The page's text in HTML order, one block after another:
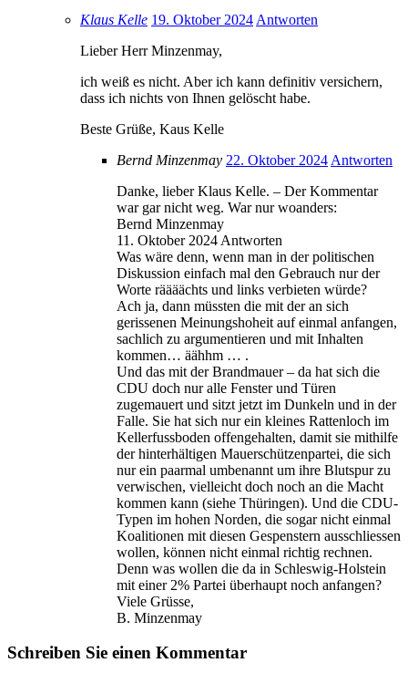
Klaus Kelle 19. Oktober 2024 Antworten
Lieber Herr Minzenmay,
ich weiß es nicht. Aber ich kann definitiv versichern,
dass ich nichts von Ihnen gelöscht habe.
Beste Grüße, Kaus Kelle
Bernd Minzenmay 22. Oktober 2024 Antworten
Danke, lieber Klaus Kelle. – Der Kommentar
war gar nicht weg. War nur woanders:
Bernd Minzenmay
11. Oktober 2024 Antworten
Was wäre denn, wenn man in der politischen
Diskussion einfach mal den Gebrauch nur der
Worte räääächts und links verbieten würde?
Ach ja, dann müssten die mit der an sich
gerissenen Meinungshoheit auf einmal anfangen,
sachlich zu argumentieren und mit Inhalten
kommen… äähhm … .
Und das mit der Brandmauer – da hat sich die
CDU doch nur alle Fenster und Türen
zugemauert und sitzt jetzt im Dunkeln und in der
Falle. Sie hat sich nur ein kleines Rattenloch im
Kellerfussboden offengehalten, damit sie mithilfe
der hinterhältigen Mauerschützenpartei, die sich
nur ein paarmal umbenannt um ihre Blutspur zu
verwischen, vielleicht doch noch an die Macht
kommen kann (siehe Thüringen). Und die CDU-
Typen im hohen Norden, die sogar nicht einmal
Koalitionen mit diesen Gespenstern ausschliessen
wollen, können nicht einmal richtig rechnen.
Denn was wollen die da in Schleswig-Holstein
mit einer 2% Partei überhaupt noch anfangen?
Viele Grüsse,
B. Minzenmay
Schreiben Sie einen Kommentar